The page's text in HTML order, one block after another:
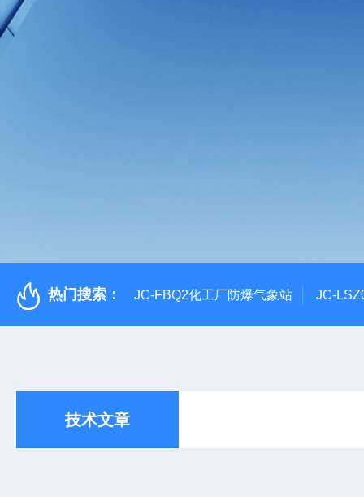
热门搜索： JC-FBQ2化工厂防爆气象站 JC-
技术文章